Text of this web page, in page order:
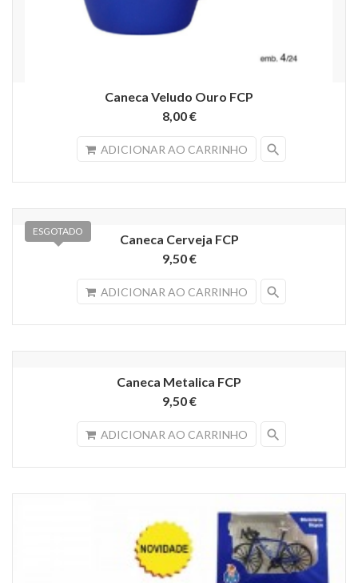
Caneca Veludo Ouro FCP
8,00 €
ADICIONAR AO CARRINHO search
Caneca Cerveja FCP
9,50 €
ADICIONAR AO CARRINHO search
ESGOTADO
Caneca Metalica FCP
9,50 €
ADICIONAR AO CARRINHO search